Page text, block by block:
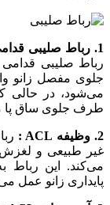
1. رباط صلیبی قدامی و عقبی :
جلوی مفصل زانو
طرف جلوی ساق
2. وظیفه ACL :
غیر طبیعی و لغزش
می‌کند. این رباط
پایداری زانو عمل